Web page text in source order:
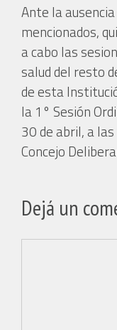
Ante la
mencionados,
a cabo las
salud del resto
de esta
la 1° Sesión
30 de abril, a
Concejo
Dejá un